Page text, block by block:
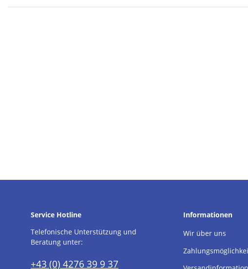
Service Hotline
Telefonische Unterstützung und
Beratung unter:
+43 (0) 4276 39 9 37
Informationen
Wir über uns